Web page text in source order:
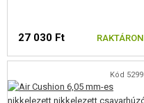
SÉRÜLT, HASZNÁLT ÁRUK
HÍREK
27 030 Ft RAKTÁRON
Kód 5299